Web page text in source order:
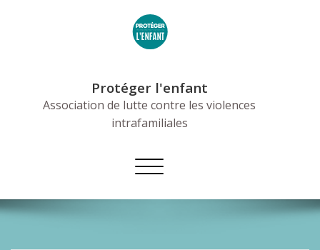
Protéger l'enfant
Association de lutte contre les violences
intrafamiliales
Afficher/masquer
la